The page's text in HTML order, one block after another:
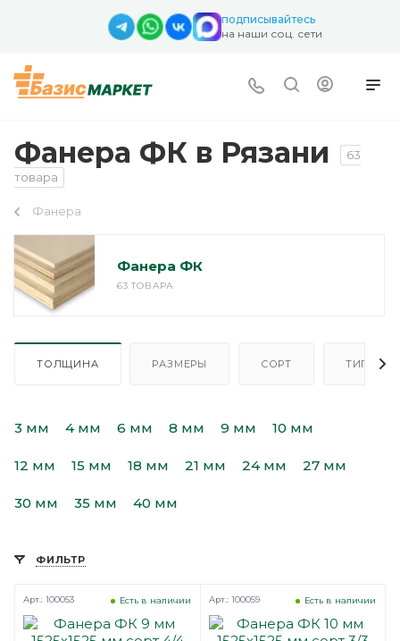
подписывайтесь
на наши соц. сети
Фанера ФК в Рязани
63
товара
Фанера
Фанера ФК
63 ТОВАРА
ТОЛЩИНА РАЗМЕРЫ СОРТ ТИП
3 мм 4 мм 6 мм 8 мм 9 мм 10 мм
12 мм 15 мм 18 мм 21 мм 24 мм 27 мм
30 мм 35 мм 40 мм
ФИЛЬТР
Есть в наличии
Арт.: 100053 Есть в наличии
Арт.: 100059